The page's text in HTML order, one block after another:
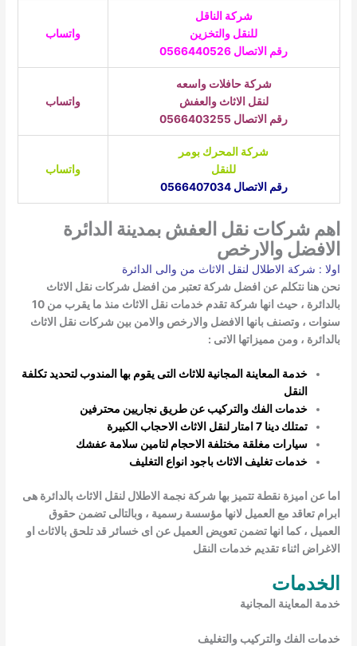
شركة الناقل
للنقل والتخزين
رقم الاتصال 0566440526
واتساب
شركةحافلات واسعه
لنقل الاثاث والعفش
رقم الاتصال 0566403255
واتساب
شركةالمحرك بومر
رقم الاتصال 0566407034
واتساب
شركات نقل العفش بمدينة الدائرة
والارخص
: شركة الاطلال لنقل الاثاث من والى الدائرة
هنا نتكلم عن افضل شركة تعتبر من افضل شركات نقل الاثاث
بالدائرة ، حيث انها شركة تقدم خدمات نقل الاثاث منذ ما يقرب من 10
، وتصنف بانها الافضل والارخص والامن بين شركات نقل الاثاث
، ومن مميزاتها الاتى :
خدمة المعاينة المجانية للاثاث التى يقوم بها المندوب لتحديد تكلفة
خدمات الفك والتركيب عن طريق نجاريين محترفين
تمتلك دينا 7 امتار لنقل الاثاث الاحجاب الكبيرة
سيارات مغلقة مختلفة الاحجام لتامين سلامة عفشك
خدمات تغليف الاثاث باجود انواع التغليف
عن اميزة نقطة تتميز بها شركة نجمة الاطلال لنقل الاثاث بالدائرة هى
تعاقد مع العميل لانها مؤسسة رسمية ، وبالتالى تضمن حقوق
، كما انها تضمن تعويض العميل عن اى خسائر قد تلحق بالاثاث او
اثناء تقديم خدمات النقل
المعاينة المجانية
الفك والتركيب والتغليف